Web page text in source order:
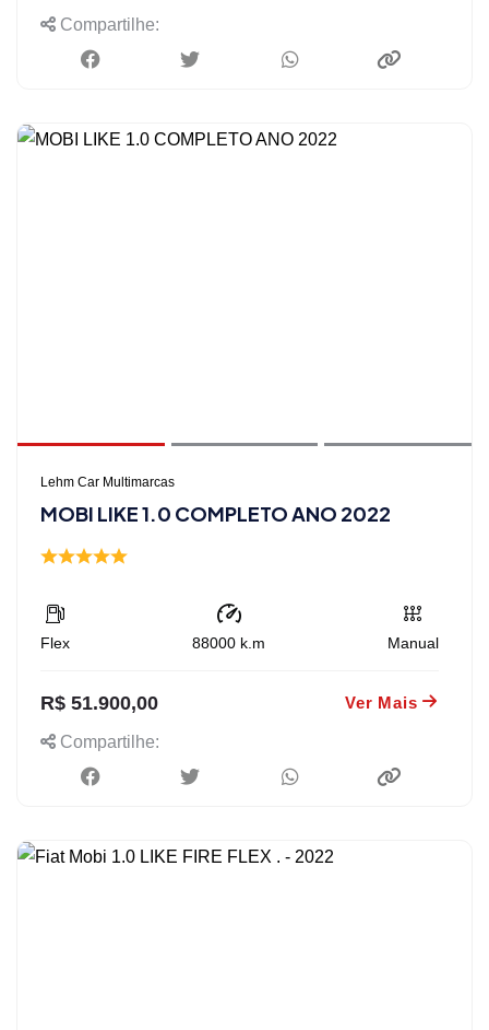
Compartilhe:
Lehm Car Multimarcas
MOBI LIKE 1.0 COMPLETO ANO 2022
Flex 88000 k.m Manual
R$ 51.900,00 Ver Mais
Compartilhe: